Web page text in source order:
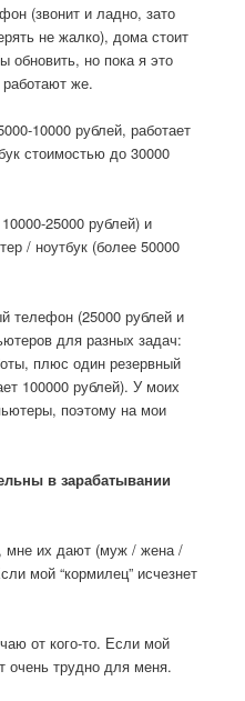
(звонит и ладно, зато
не жалко), дома стоит
обновить, но пока я это
же.
10000 рублей, работает
стоимостью до 30000
25000 рублей) и
/ ноутбук (более 50000
телефон (25000 рублей и
для разных задач:
плюс один резервный
100000 рублей). У моих
поэтому на мои
в зарабатывании
мне их дают (муж / жена /
мой “кормилец” исчезнет
от кого-то. Если мой
очень трудно для меня.